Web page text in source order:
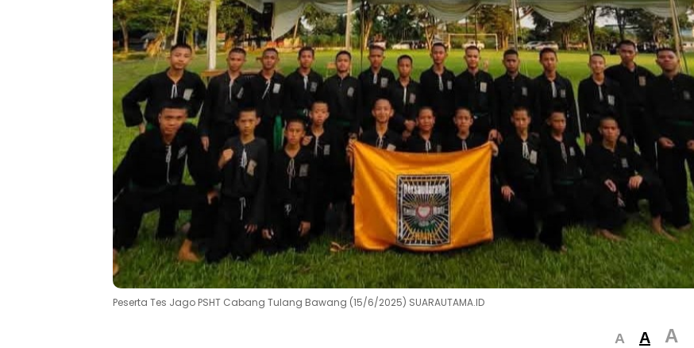
Peserta Tes Jago PSHT Cabang Tulang Bawang (15/6/2025) SUARAUTAMA.ID
A A A